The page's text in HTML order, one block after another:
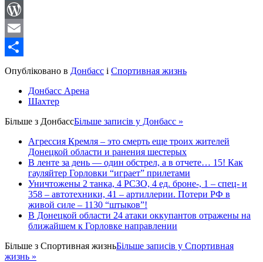
LinkedIn
WordPress
Email
Share
Опубліковано в Донбасс і Спортивная жизнь
Донбасс Арена
Шахтер
Більше з ДонбассБільше записів у Донбасс »
Агрессия Кремля – это смерть еще троих жителей
Донецкой области и ранения шестерых
В ленте за день — один обстрел, а в отчете… 15! Как
гауляйтер Горловки “играет” прилетами
Уничтожены 2 танка, 4 РСЗО, 4 ед. броне-, 1 – спец- и
358 – автотехники, 41 – артиллерии. Потери РФ в
живой силе – 1130 “штыков”!
В Донецкой области 24 атаки оккупантов отражены на
ближайшем к Горловке направлении
Більше з Спортивная жизньБільше записів у Спортивная
жизнь »